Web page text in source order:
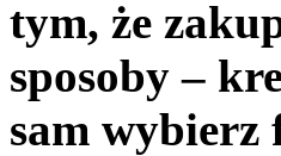
tym, że
sposoby –
sam wybierz